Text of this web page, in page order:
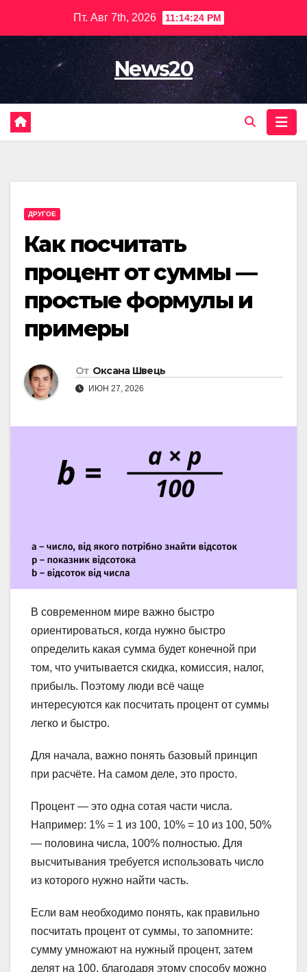
содержимому
Пт. Авг 7th, 2026 11:14:25 PM
News20
ДРУГОЕ
Как посчитать
процент от суммы —
простые формулы и
примеры
От Оксана Швець
ИЮН 27, 2026
В современном мире важно быстро
ориентироваться, когда нужно быстро
определить какая сумма будет конечной при
том, что учитывается скидка, комиссия, налог,
прибыль. Поэтому люди всё чаще
интересуются как посчитать процент от суммы
легко и быстро.
Для начала, важно понять базовый принцип
при расчёте. На самом деле, это просто.
Процент — это одна сотая части числа.
Например: 1% = 1 из 100, 10% = 10 из 100, 50%
— половина числа, 100% полностью. Для
высчитывания требуется использовать число
из которого нужно найти часть.
Если вам необходимо понять, как правильно
посчитать процент от суммы, то запомните:
сумму умножают на нужный процент, затем
делят на 100, благодаря этому способу можно